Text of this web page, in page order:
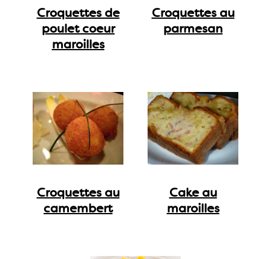
Croquettes de
poulet coeur
maroilles
Croquettes au
parmesan
Croquettes au
camembert
Cake au
maroilles